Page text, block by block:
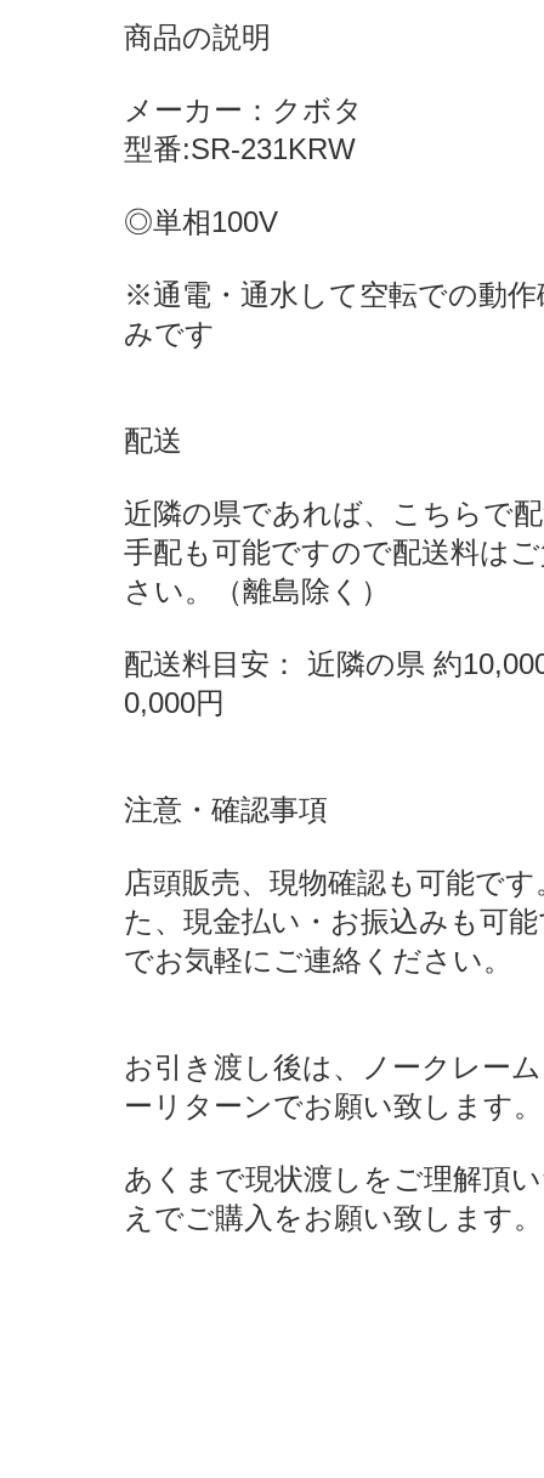
商品の説明
メーカー：クボタ
型番:SR-231KRW
◎単相100V
※通電・通水して空転での動作
みです
配送
近隣の県であれば、こちらで
手配も可能ですので配送料は
さい。（離島除く）
配送料目安： 近隣の県 約
0,000円
注意・確認事項
店頭販売、現物確認も可能です
た、現金払い・お振込みも可
でお気軽にご連絡ください。
お引き渡し後は、ノークレー
ーリターンでお願い致します。
あくまで現状渡しをご理解頂
えでご購入をお願い致します。